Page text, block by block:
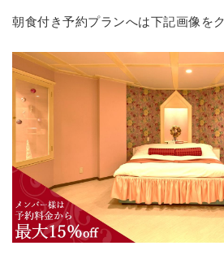
朝食付き予約プランへは下記画像を